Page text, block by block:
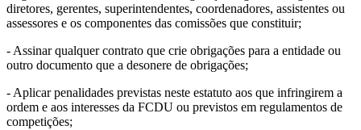
diretores, gerentes, superintendentes, coordenadores, assistentes ou
assessores e os componentes das comissões que constituir;
- Assinar qualquer contrato que crie obrigações para a entidade ou
outro documento que a desonere de obrigações;
- Aplicar penalidades previstas neste estatuto aos que infringirem a
ordem e aos interesses da FCDU ou previstos em regulamentos de
competições;